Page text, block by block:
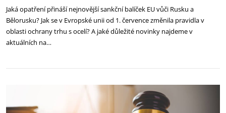
Jaká opatření přináší nejnovější sankční balíček EU vůči Rusku a
Bělorusku? Jak se v Evropské unii od 1. července změnila pravidla v
oblasti ochrany trhu s ocelí? A jaké důležité novinky najdeme v
aktuálních na…